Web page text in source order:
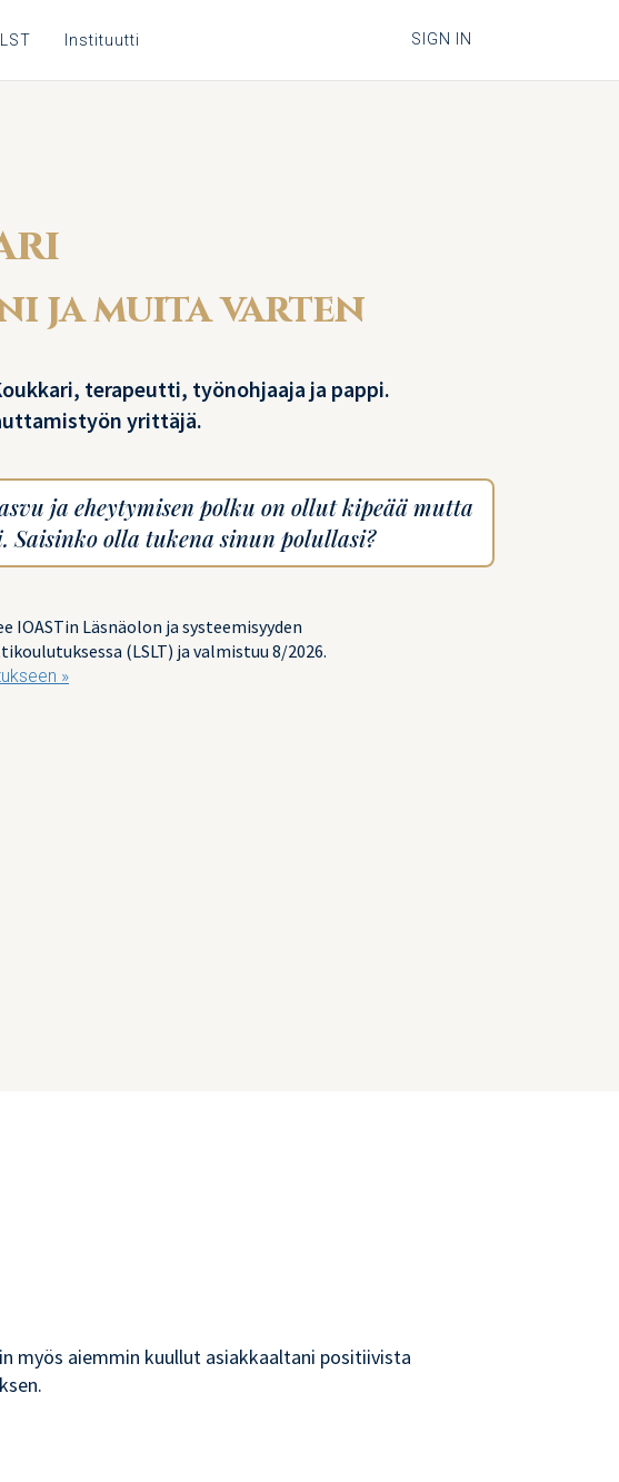
LST Instituutti SIGN IN
ja muita varten
terapeutti, työnohjaaja ja pappi.
yrittäjä.
ja eheytymisen polku on ollut kipeää mutta
Saisinko olla tukena sinun polullasi?
IOASTin Läsnäolon ja systeemisyyden
(LSLT) ja valmistuu 8/2026.
»
myös aiemmin kuullut asiakkaaltani positiivista